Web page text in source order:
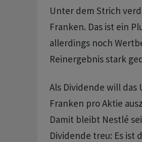
Unter dem Strich
Franken. Das ist ein
allerdings noch
Reinergebnis stark
Als Dividende will
Franken pro Aktie
Damit bleibt Nestlé
Dividende treu: Es ist